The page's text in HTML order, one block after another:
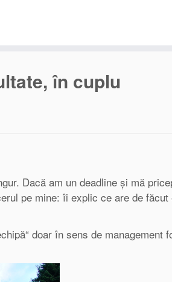
în cuplu
Dacă am un deadline și mă
pe mine: îi explic ce are de făcut
doar în sens de management